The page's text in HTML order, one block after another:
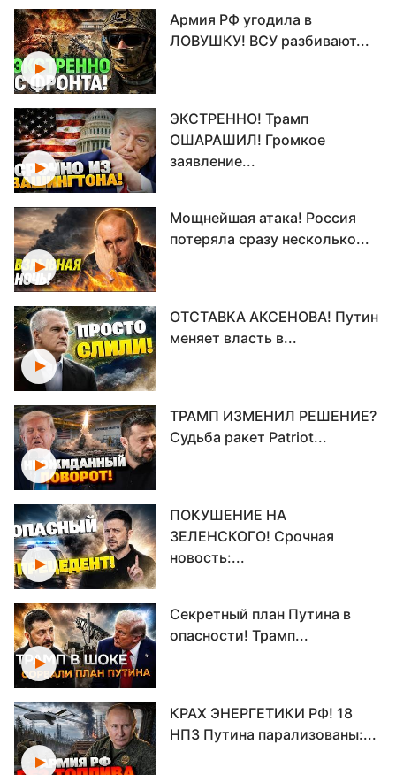
Армия РФ угодила в
ЛОВУШКУ! ВСУ разбивают...
ЭКСТРЕННО! Трамп
ОШАРАШИЛ! Громкое
заявление...
Мощнейшая атака! Россия
потеряла сразу несколько...
ОТСТАВКА АКСЕНОВА! Путин
меняет власть в...
ТРАМП ИЗМЕНИЛ РЕШЕНИЕ?
Судьба ракет Patriot...
ПОКУШЕНИЕ НА
ЗЕЛЕНСКОГО! Срочная
новость:...
Секретный план Путина в
опасности! Трамп...
КРАХ ЭНЕРГЕТИКИ РФ! 18
НПЗ Путина парализованы:...